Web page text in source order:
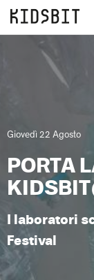
Salta al
Giovedì 22 Agosto
PORTA
I laboratori
Festival